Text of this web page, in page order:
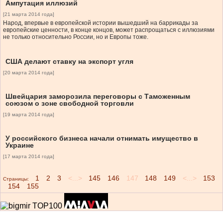
Ампутация иллюзий
[21 марта 2014 года]
Народ, впервые в европейской истории вышедший на баррикады за
европейские ценности, в конце концов, может распрощаться с иллюзиями
не только относительно России, но и Европы тоже.
США делают ставку на экспорт угля
[20 марта 2014 года]
Швейцария заморозила переговоры с Таможенным
союзом о зоне свободной торговли
[19 марта 2014 года]
У российского бизнеса начали отнимать имущество в
Украине
[17 марта 2014 года]
Страницы: 1 2 3 <...> 145 146 147 148 149 <...>
153
154
155